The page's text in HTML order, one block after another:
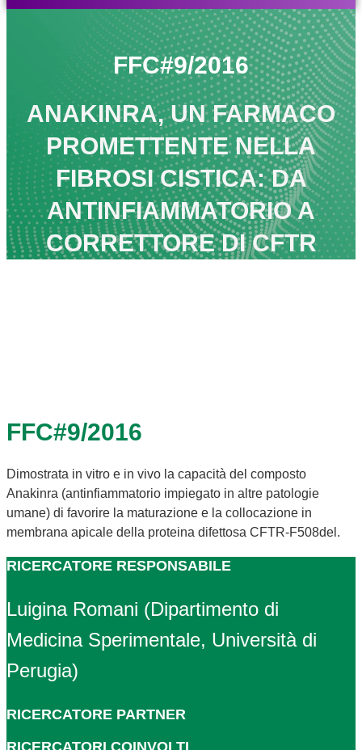
FFC#9/2016
ANAKINRA, UN FARMACO
PROMETTENTE NELLA
FIBROSI CISTICA: DA
ANTINFIAMMATORIO A
CORRETTORE DI CFTR
FFC#9/2016
Dimostrata in vitro e in vivo la capacità del composto
Anakinra (antinfiammatorio impiegato in altre patologie
umane) di favorire la maturazione e la collocazione in
membrana apicale della proteina difettosa CFTR-F508del.
RICERCATORE RESPONSABILE
Luigina Romani (Dipartimento di
Medicina Sperimentale, Università di
Perugia)
RICERCATORE PARTNER